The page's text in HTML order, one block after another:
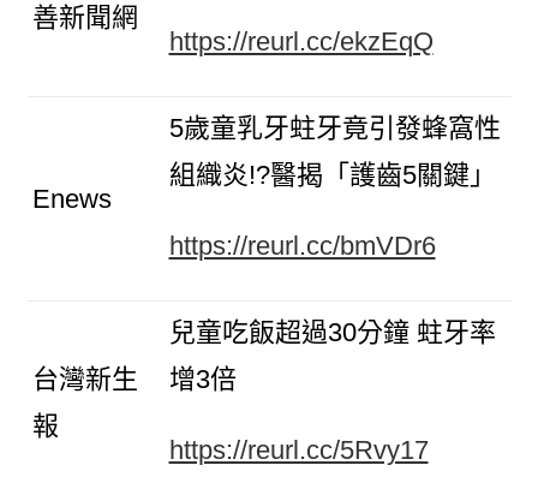
善新聞網
https://reurl.cc/ekzEqQ
Enews
5歲童乳牙蛀牙竟引發蜂窩性
組織炎!?醫揭「護齒5關鍵」
https://reurl.cc/bmVDr6
台灣新生
報
兒童吃飯超過30分鐘 蛀牙率
增3倍
https://reurl.cc/5Rvy17